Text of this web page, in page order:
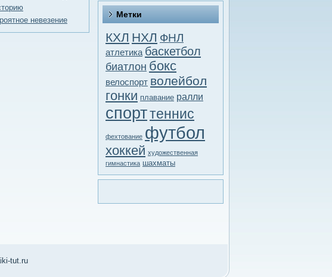
невезение
Метки
КХЛ НХЛ ФНЛ
атлетика баскетбол
биатлон бокс
велоспорт волейбол
гонки плавание ралли
спорттеннис
фехтование футбол
хоккей художественная
гимнастика шахматы
tut.ru